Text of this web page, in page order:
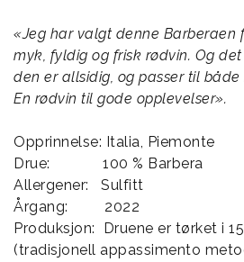
«Jeg har valgt denne Barberaen
myk, fyldig og frisk rødvin. Og
den er allsidig, og passer til både
En rødvin til gode opplevelser».
Opprinnelse: Italia, Piemonte
Drue: 100 % Barbera
Allergener: Sulfitt
Årgang: 2022
Produksjon: Druene er tørket i
(tradisjonell appassimento